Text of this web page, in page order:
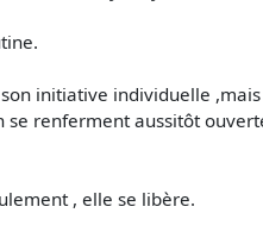
initiative individuelle
renferment aussitôt
, elle se libère.